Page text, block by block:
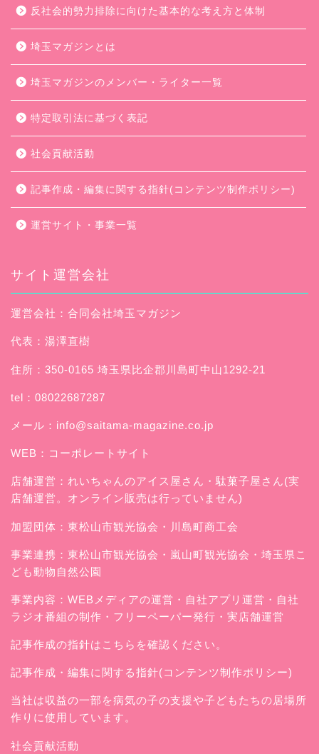
反社会的勢力排除に向けた基本的な考え方と体制
埼玉マガジンとは
埼玉マガジンのメンバー・ライター一覧
特定取引法に基づく表記
社会貢献活動
記事作成・編集に関する指針(コンテンツ制作ポリシー)
運営サイト・事業一覧
サイト運営会社
運営会社：合同会社埼玉マガジン
代表：湯澤直樹
住所：350-0165 埼玉県比企郡川島町中山1292-21
tel：08022687287
メール： info@saitama-magazine.co.jp
WEB： コーポレートサイト
店舗運営： れいちゃんのアイス屋さん ・駄菓子屋さん(実
店舗運営。オンライン販売は行っていません)
加盟団体：東松山市観光協会・川島町商工会
事業連携：東松山市観光協会・嵐山町観光協会・埼玉県こ
ども動物自然公園
事業内容：WEBメディアの運営・自社アプリ運営・自社
ラジオ番組の制作・フリーペーパー発行・実店舗運営
記事作成の指針はこちらを確認ください。
記事作成・編集に関する指針(コンテンツ制作ポリシー)
当社は収益の一部を病気の子の支援や子どもたちの居場所
作りに使用しています。
社会貢献活動